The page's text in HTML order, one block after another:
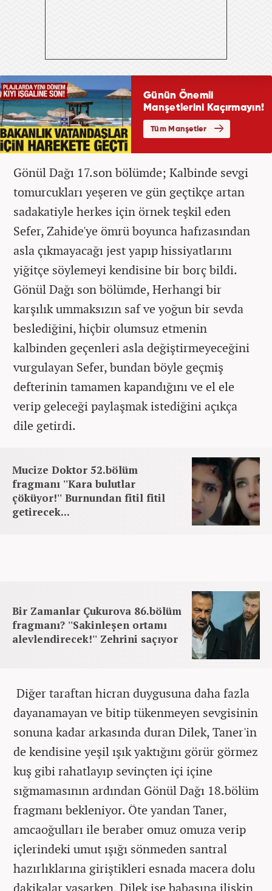
Gönül Dağı 17.son bölümde; Kalbinde sevgi
tomurcukları yeşeren ve gün geçtikçe artan
sadakatiyle herkes için örnek teşkil eden
Sefer, Zahide'ye ömrü boyunca hafızasından
asla çıkmayacağı jest yapıp hissiyatlarını
yiğitçe söylemeyi kendisine bir borç bildi.
Gönül Dağı son bölümde, Herhangi bir
karşılık ummaksızın saf ve yoğun bir sevda
beslediğini, hiçbir olumsuz etmenin
kalbinden geçenleri asla değiştirmeyeceğini
vurgulayan Sefer, bundan böyle geçmiş
defterinin tamamen kapandığını ve el ele
verip geleceği paylaşmak istediğini açıkça
dile getirdi.
Mucize Doktor 52.bölüm
fragmanı ''Kara bulutlar
çöküyor!'' Burnundan fitil fitil
getirecek...
Bir Zamanlar Çukurova 86.bölüm
fragmanı? ''Sakinleşen ortamı
alevlendirecek!'' Zehrini saçıyor
Diğer taraftan hicran duygusuna daha fazla
dayanamayan ve bitip tükenmeyen sevgisinin
sonuna kadar arkasında duran Dilek, Taner'in
de kendisine yeşil ışık yaktığını görür görmez
kuş gibi rahatlayıp sevinçten içi içine
sığmamasının ardından Gönül Dağı 18.bölüm
fragmanı bekleniyor. Öte yandan Taner,
amcaoğulları ile beraber omuz omuza verip
içlerindeki umut ışığı sönmeden santral
hazırlıklarına giriştikleri esnada macera dolu
dakikalar yaşarken, Dilek ise babasına ilişkin